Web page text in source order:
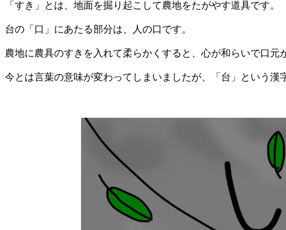
「すき」とは、地面を掘り起こして農地をたがやす道具です。
台の「口」にあたる部分は、人の口です。
農地に農具のすきを入れて柔らかくすると、心が和らいで口元
今とは言葉の意味が変わってしまいましたが、「台」という漢